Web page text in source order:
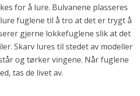
for å lure. Bulvanene plasseres
fuglene til å tro at det er trygt å
gjerne lokkefuglene slik at det
Skarv lures til stedet av modeller
og tørker vingene. Når fuglene
tas de livet av.